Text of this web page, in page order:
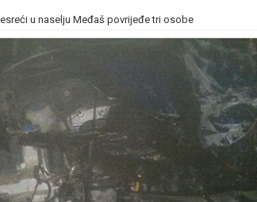
u naselju Međaš povrijeđe tri osobe